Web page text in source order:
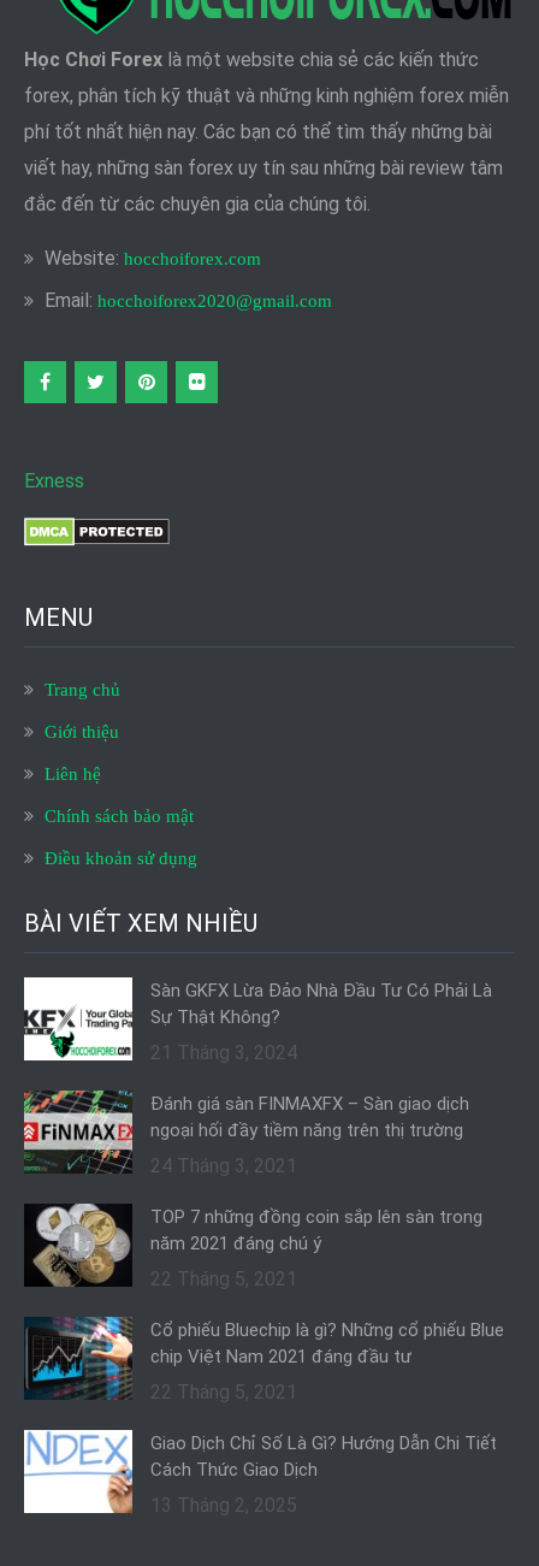
Học Chơi Forex là một website chia sẻ các kiến thức
forex, phân tích kỹ thuật và những kinh nghiệm forex miễn
phí tốt nhất hiện nay. Các bạn có thể tìm thấy những bài
viết hay, những sàn forex uy tín sau những bài review tâm
đắc đến từ các chuyên gia của chúng tôi.
Website: hocchoiforex.com
Email: hocchoiforex2020@gmail.com
Exness
MENU
Trang chủ
Giới thiệu
Liên hệ
Chính sách bảo mật
Điều khoản sử dụng
BÀI VIẾT XEM NHIỀU
Sàn GKFX Lừa Đảo Nhà Đầu Tư Có Phải Là
Sự Thật Không?
21 Tháng 3, 2024
Đánh giá sàn FINMAXFX – Sàn giao dịch
ngoại hối đầy tiềm năng trên thị trường
24 Tháng 3, 2021
TOP 7 những đồng coin sắp lên sàn trong
năm 2021 đáng chú ý
22 Tháng 5, 2021
Cổ phiếu Bluechip là gì? Những cổ phiếu Blue
chip Việt Nam 2021 đáng đầu tư
22 Tháng 5, 2021
Giao Dịch Chỉ Số Là Gì? Hướng Dẫn Chi Tiết
Cách Thức Giao Dịch
13 Tháng 2, 2025